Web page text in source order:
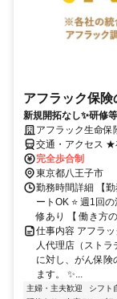
アフラック保
新規開拓なし✨研修
アフラック生命保
交通・アクセス
宿」への出社あり
完全歩合制
東京都八王子市
勤務時間詳細 【勤
ートOK ⭐ 週1回
修あり 【 働き方
仕事内容 アフラ
人代理店（スト
に対し、がん保険
ます。 ✨...
主婦・主夫歓迎 シフト